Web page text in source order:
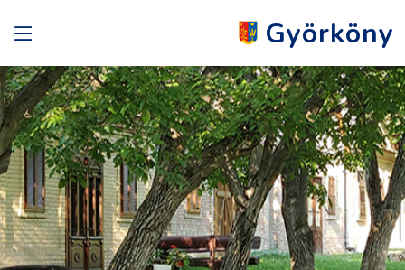
Györköny